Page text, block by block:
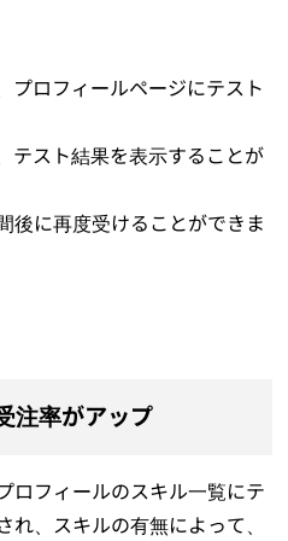
プロフィールページにテスト
テスト結果を表示することが
後に再度受けることができま
注率がアップ
ロフィールのスキル一覧にテ
れ、スキルの有無によって、